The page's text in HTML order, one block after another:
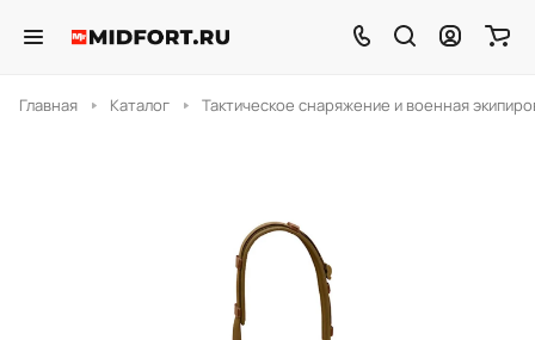
Главная Каталог Тактическое снаряжение и военная